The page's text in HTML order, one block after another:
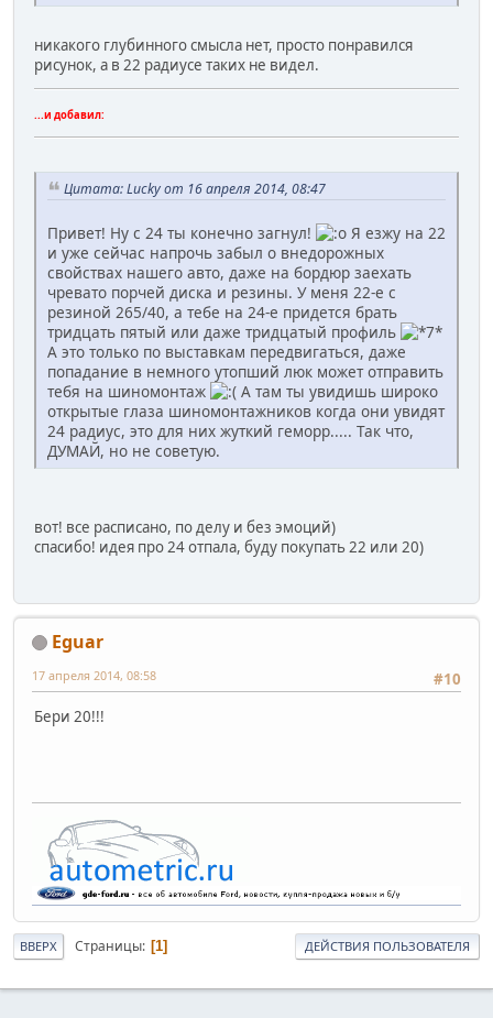
никакого глубинного смысла нет, просто понравился
рисунок, а в 22 радиусе таких не видел.
...и добавил:
Цитата: Lucky от 16 апреля 2014, 08:47
Привет! Ну с 24 ты конечно загнул!
Я езжу на 22
и уже сейчас напрочь забыл о внедорожных
свойствах нашего авто, даже на бордюр заехать
чревато порчей диска и резины. У меня 22-е с
резиной 265/40, а тебе на 24-е придется брать
тридцать пятый или даже тридцатый профиль
А это только по выставкам передвигаться, даже
попадание в немного утопший люк может отправить
тебя на шиномонтаж
А там ты увидишь широко
открытые глаза шиномонтажников когда они увидят
24 радиус, это для них жуткий геморр..... Так что,
ДУМАЙ, но не советую.
вот! все расписано, по делу и без эмоций)
спасибо! идея про 24 отпала, буду покупать 22 или 20)
Eguar
#10
17 апреля 2014, 08:58
Бери 20!!!
ВВЕРХ Страницы 1 ДЕЙСТВИЯ ПОЛЬЗОВАТЕЛЯ